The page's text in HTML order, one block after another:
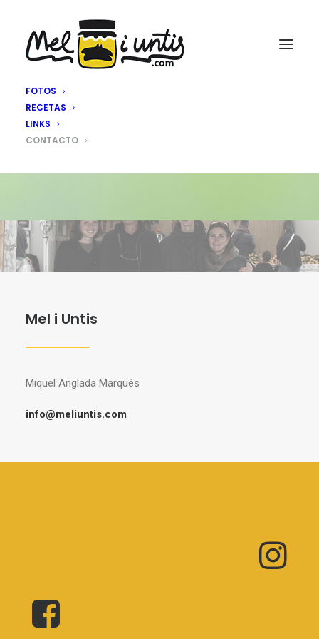
PROYECTOS
APADRINA
FERIAS
FOTOS
RECETAS
LINKS
CONTACTO
Mel i Untis
Miquel Anglada Marqués
info@meliuntis.com